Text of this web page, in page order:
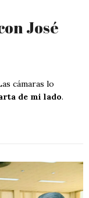
José
cámaras lo
de mi lado.